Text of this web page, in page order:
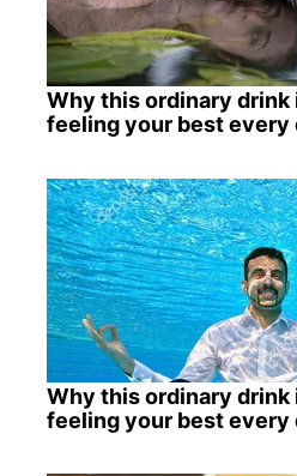
Why this ordinary
feeling your best every
Why this ordinary
feeling your best every